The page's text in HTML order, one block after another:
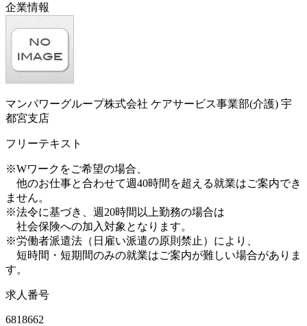
企業情報
マンパワーグループ株式会社 ケアサービス事業部(介護) 宇
都宮支店
フリーテキスト
※Wワークをご希望の場合、
他のお仕事と合わせて週40時間を超える就業はご案内でき
ません。
※法令に基づき、週20時間以上勤務の場合は
社会保険への加入対象となります。
※労働者派遣法（日雇い派遣の原則禁止）により、
短時間・短期間のみの就業はご案内が難しい場合がありま
す。
求人番号
6818662